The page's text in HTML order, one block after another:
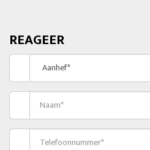
REAGEER
Aanhef*